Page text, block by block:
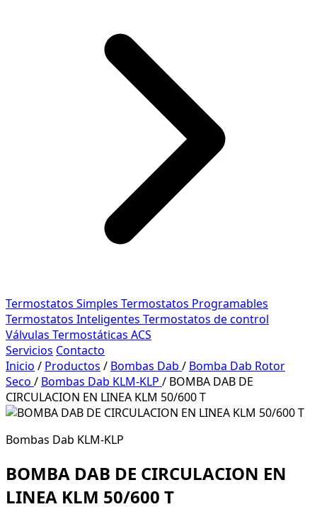
Termostatos Simples Termostatos Programables
Termostatos Inteligentes Termostatos de control
Válvulas Termostáticas ACS
Servicios Contacto
Inicio / Productos / Bombas Dab / Bomba Dab Rotor
Seco / Bombas Dab KLM-KLP / BOMBA DAB DE
CIRCULACION EN LINEA KLM 50/600 T
Bombas Dab KLM-KLP
BOMBA DAB DE CIRCULACION EN
LINEA KLM 50/600 T